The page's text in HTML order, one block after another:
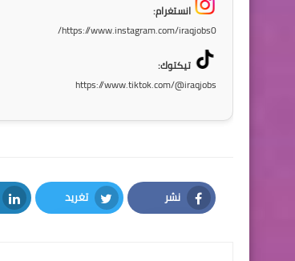
انستغرام:
https://www.instagram.com/iraqjobs0/
تيكتوك:
https://www.tiktok.com/@iraqjobs
نشر
Facebook
تغريد
Twitter